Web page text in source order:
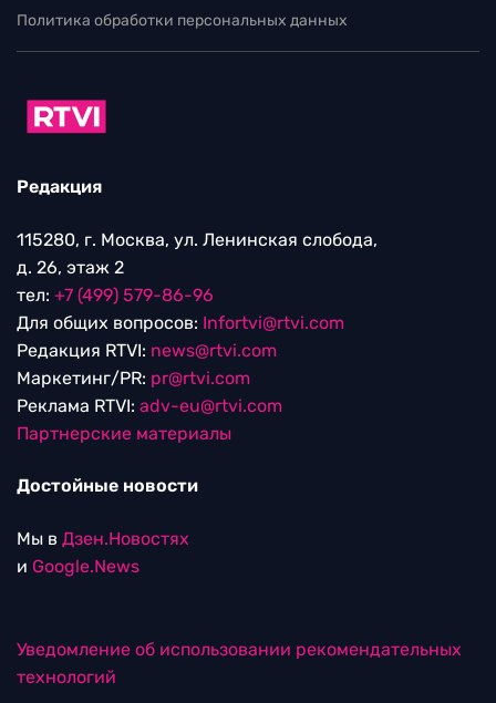
Политика обработки персональных данных
Редакция
115280, г. Москва, ул. Ленинская слобода,
д. 26, этаж 2
тел: +7 (499) 579-86-96
Для общих вопросов: Infortvi@rtvi.com
Редакция RTVI: news@rtvi.com
Маркетинг/PR: pr@rtvi.com
Реклама RTVI: adv-eu@rtvi.com
Партнерские материалы
Достойные новости
Мы в Дзен.Новостях
и Google.News
Уведомление об использовании рекомендательных
технологий